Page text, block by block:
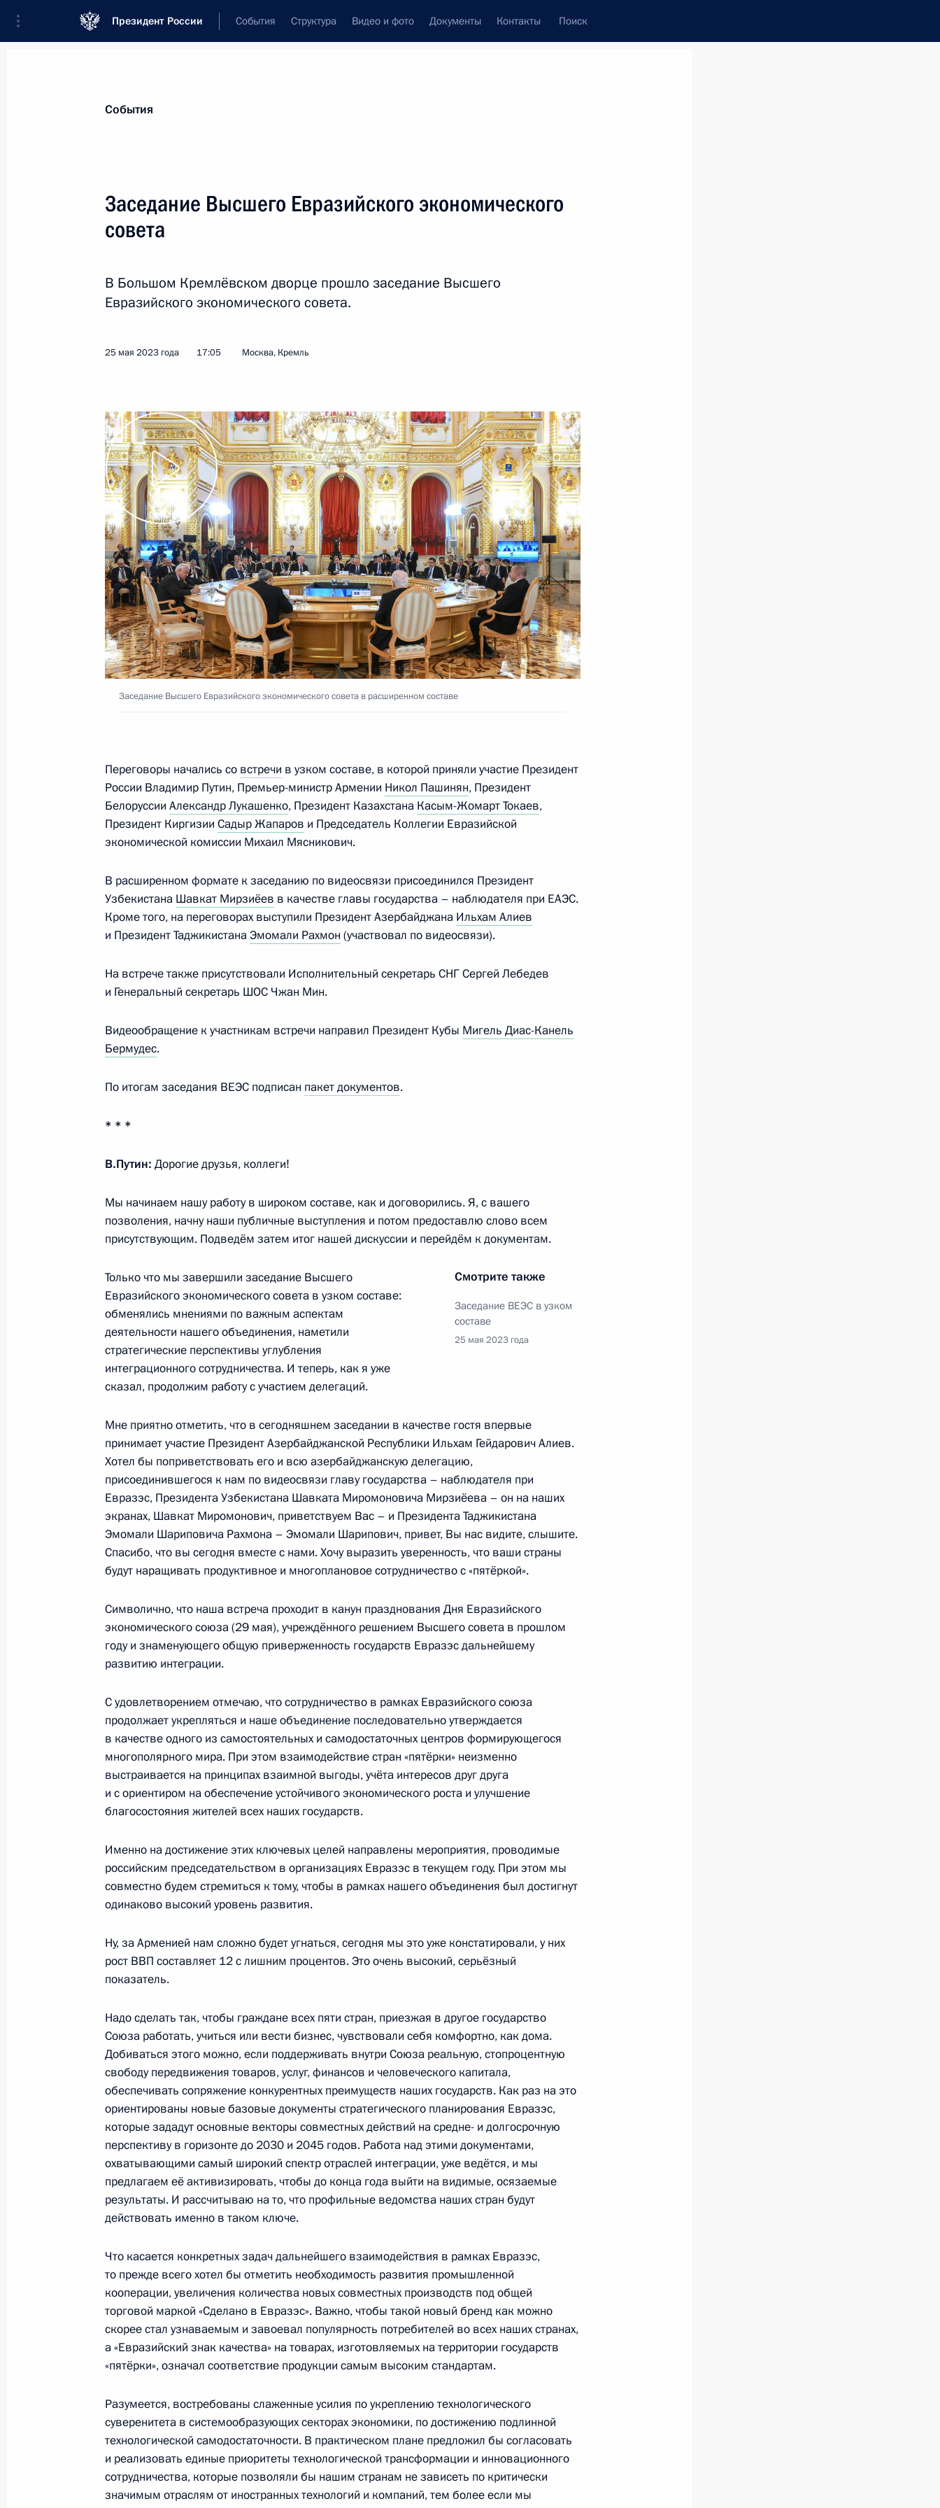
Президент России События Структура Видео и фото Документы Контакты Поиск
Встреча с ветеранами-строителями и работниками Байкало-
Амурской магистрали
22 апреля 2024 года, 20:35
Встреча с Президентом Азербайджана Ильхамом Алиевым
22 апреля 2024 года, 15:30
22 апреля в Москве состоятся переговоры Владимира Путина
Телефонный разговор с Президентом Азербайджана Ильхамом
Алиевым
24 марта 2024 года, 13:25
Телефонные разговоры с президентами Азербайджана,
Белоруссии, Казахстана, Киргизии, Таджикистана и Узбекистана
18 марта 2024 года, 12:25
Телефонный разговор с Президентом Азербайджана Ильхамом
8 февраля 2024 года, 11:30
Телефонный разговор с Президентом Азербайджана Ильхамом
Встреча с Президентом Азербайджана Ильхамом Алиевым
12 октября 2023 года, 17:40
Телефонный разговор с Президентом Азербайджана Ильхамом
Алиевым
21 сентября 2023 года, 12:30
Встреча с Президентом Азербайджана и Премьер-министром
25 мая 2023 года, 22:45
Встреча с Президентом Азербайджана Ильхамом Алиевым
25 мая 2023 года, 20:05
25 мая 2023 года, 17:05
Алиевым
16 марта 2023 года, 22:50
Телефонный разговор с Президентом Азербайджана Ильхамом
Алиевым
Телефонный разговор с Президентом Азербайджана Ильхамом
Алиевым
24 декабря 2022 года, 12:05
Алиевым
12 декабря 2022 года, 12:10
Телефонный разговор с Президентом Азербайджана Ильхамом
Алиевым
26 ноября 2022 года, 12:45
Телефонный разговор с Президентом Азербайджана Ильхамом
22 ноября 2022 года, 19:30
Телефонный разговор с Президентом Азербайджана Ильхамом
Алиевым
17 ноября 2022 года, 18:50
Трёхсторонние переговоры с Президентом Азербайджана
и Премьер-министром Армении
31 октября 2022 года, 21:20
События
Заседание Высшего Евразийского экономического
совета
В Большом Кремлёвском дворце прошло заседание Высшего
Евразийского экономического совета.
25 мая 2023 года 17:05 Москва, Кремль
Заседание Высшего Евразийского экономического совета в расширенном составе
Переговоры начались со встречи в узком составе, в которой приняли участие Президент
России Владимир Путин, Премьер-министр Армении Никол Пашинян, Президент
Белоруссии Александр Лукашенко, Президент Казахстана Касым-Жомарт Токаев,
Президент Киргизии Садыр Жапаров и Председатель Коллегии Евразийской
экономической комиссии Михаил Мясникович.
В расширенном формате к заседанию по видеосвязи присоединился Президент
Узбекистана Шавкат Мирзиёев в качестве главы государства – наблюдателя при ЕАЭС.
Кроме того, на переговорах выступили Президент Азербайджана Ильхам Алиев
и Президент ТаджикистанаЭмомали Рахмон (участвовал по видеосвязи).
На встрече также присутствовали Исполнительный секретарь СНГ Сергей Лебедев
и Генеральный секретарь ШОС Чжан Мин.
Видеообращение к участникам встречи направил Президент Кубы Мигель Диас-Канель
Бермудес.
По итогам заседания ВЕЭС подписан пакет документов.
* * *
В.Путин: Дорогие друзья, коллеги!
Мы начинаем нашу работу в широком составе, как и договорились. Я, с вашего
позволения, начну наши публичные выступления и потом предоставлю слово всем
присутствующим. Подведём затем итог нашей дискуссии и перейдём к документам.
Смотрите также
Заседание ВЕЭС в узком
составе
25 мая 2023 года
Только что мы завершили заседание Высшего
Евразийского экономического совета в узком составе:
обменялись мнениями по важным аспектам
деятельности нашего объединения, наметили
стратегические перспективы углубления
интеграционного сотрудничества. И теперь, как я уже
сказал, продолжим работу с участием делегаций.
Мне приятно отметить, что в сегодняшнем заседании в качестве гостя впервые
принимает участие Президент Азербайджанской Республики Ильхам Гейдарович Алиев.
Хотел бы поприветствовать его и всю азербайджанскую делегацию,
присоединившегося к нам по видеосвязи главу государства – наблюдателя при
Евразэс, Президента Узбекистана Шавката Миромоновича Мирзиёева – он на наших
экранах, Шавкат Миромонович, приветствуем Вас – и Президента Таджикистана
Эмомали Шариповича Рахмона – Эмомали Шарипович, привет, Вы нас видите, слышите.
Спасибо, что вы сегодня вместе с нами. Хочу выразить уверенность, что ваши страны
будут наращивать продуктивное и многоплановое сотрудничество с «пятёркой».
Символично, что наша встреча проходит в канун празднования Дня Евразийского
экономического союза (29 мая), учреждённого решением Высшего совета в прошлом
году и знаменующего общую приверженность государств Евразэс дальнейшему
развитию интеграции.
С удовлетворением отмечаю, что сотрудничество в рамках Евразийского союза
продолжает укрепляться и наше объединение последовательно утверждается
в качестве одного из самостоятельных и самодостаточных центров формирующегося
многополярного мира. При этом взаимодействие стран «пятёрки» неизменно
выстраивается на принципах взаимной выгоды, учёта интересов друг друга
и с ориентиром на обеспечение устойчивого экономического роста и улучшение
благосостояния жителей всех наших государств.
Именно на достижение этих ключевых целей направлены мероприятия, проводимые
российским председательством в организациях Евразэс в текущем году. При этом мы
совместно будем стремиться к тому, чтобы в рамках нашего объединения был достигнут
одинаково высокий уровень развития.
Ну, за Арменией нам сложно будет угнаться, сегодня мы это уже констатировали, у них
рост ВВП составляет 12 с лишним процентов. Это очень высокий, серьёзный
показатель.
Надо сделать так, чтобы граждане всех пяти стран, приезжая в другое государство
Союза работать, учиться или вести бизнес, чувствовали себя комфортно, как дома.
Добиваться этого можно, если поддерживать внутри Союза реальную, стопроцентную
свободу передвижения товаров, услуг, финансов и человеческого капитала,
обеспечивать сопряжение конкурентных преимуществ наших государств. Как раз на это
ориентированы новые базовые документы стратегического планирования Евразэс,
которые зададут основные векторы совместных действий на средне- и долгосрочную
перспективу в горизонте до 2030 и 2045 годов. Работа над этими документами,
охватывающими самый широкий спектр отраслей интеграции, уже ведётся, и мы
предлагаем её активизировать, чтобы до конца года выйти на видимые, осязаемые
результаты. И рассчитываю на то, что профильные ведомства наших стран будут
действовать именно в таком ключе.
Что касается конкретных задач дальнейшего взаимодействия в рамках Евразэс,
то прежде всего хотел бы отметить необходимость развития промышленной
кооперации, увеличения количества новых совместных производств под общей
торговой маркой «Сделано в Евразэс». Важно, чтобы такой новый бренд как можно
скорее стал узнаваемым и завоевал популярность потребителей во всех наших странах,
а «Евразийский знак качества» на товарах, изготовляемых на территории государств
«пятёрки», означал соответствие продукции самым высоким стандартам.
Разумеется, востребованы слаженные усилия по укреплению технологического
суверенитета в системообразующих секторах экономики, по достижению подлинной
технологической самодостаточности. В практическом плане предложил бы согласовать
и реализовать единые приоритеты технологической трансформации и инновационного
сотрудничества, которые позволяли бы нашим странам не зависеть по критически
значимым отраслям от иностранных технологий и компаний, тем более если мы